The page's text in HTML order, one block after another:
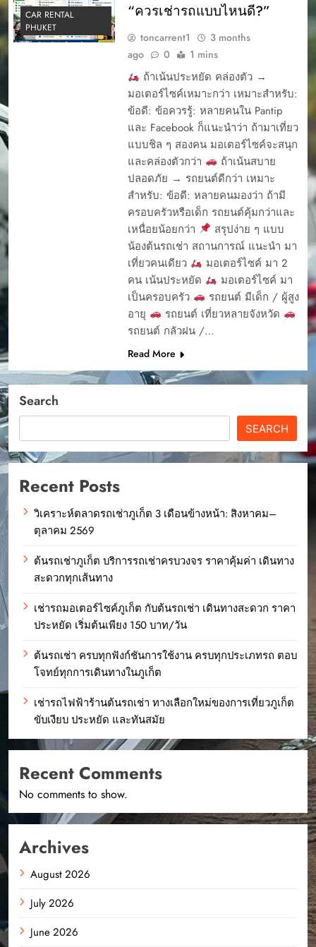
CAR RENTAL
PHUKET
“ควรเช่ารถแบบไหนดี?”
toncarrent1
3 months
ago
0 1 mins
ถ้าเน้นประหยัด คล่องตัว →
มอเตอร์ไซค์เหมาะกว่า เหมาะสำหรับ:
ข้อดี: ข้อควรรู้: หลายคนใน Pantip
และ Facebook ก็แนะนำว่า ถ้ามาเที่ยว
แบบชิล ๆ สองคน มอเตอร์ไซค์จะสนุก
และคล่องตัวกว่า
ถ้าเน้นสบาย
ปลอดภัย → รถยนต์ดีกว่า เหมาะ
สำหรับ: ข้อดี: หลายคนมองว่า ถ้ามี
ครอบครัวหรือเด็ก รถยนต์คุ้มกว่าและ
เหนื่อยน้อยกว่า
สรุปง่าย ๆ แบบ
น้องต้นรถเช่า สถานการณ์ แนะนำ มา
เที่ยวคนเดียว
มอเตอร์ไซค์ มา 2
คน เน้นประหยัด
มอเตอร์ไซค์ มา
เป็นครอบครัว
รถยนต์ มีเด็ก / ผู้สูง
อายุ
รถยนต์ เที่ยวหลายจังหวัด
รถยนต์ กลัวฝน /…
Read More
Search
SEARCH
Recent Posts
วิเคราะห์ตลาดรถเช่าภูเก็ต 3 เดือนข้างหน้า: สิงหาคม–
ตุลาคม 2569
ต้นรถเช่าภูเก็ต บริการรถเช่าครบวงจร ราคาคุ้มค่า เดินทาง
สะดวกทุกเส้นทาง
เช่ารถมอเตอร์ไซค์ภูเก็ต กับต้นรถเช่า เดินทางสะดวก ราคา
ประหยัด เริ่มต้นเพียง 150 บาท/วัน
ต้นรถเช่า ครบทุกฟังก์ชันการใช้งาน ครบทุกประเภทรถ ตอบ
โจทย์ทุกการเดินทางในภูเก็ต
เช่ารถไฟฟ้าร้านต้นรถเช่า ทางเลือกใหม่ของการเที่ยวภูเก็ต
ขับเงียบ ประหยัด และทันสมัย
Recent Comments
No comments to show.
Archives
August 2026
July 2026
June 2026